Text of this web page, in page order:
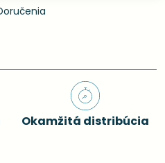
Okamžitá distribúcia